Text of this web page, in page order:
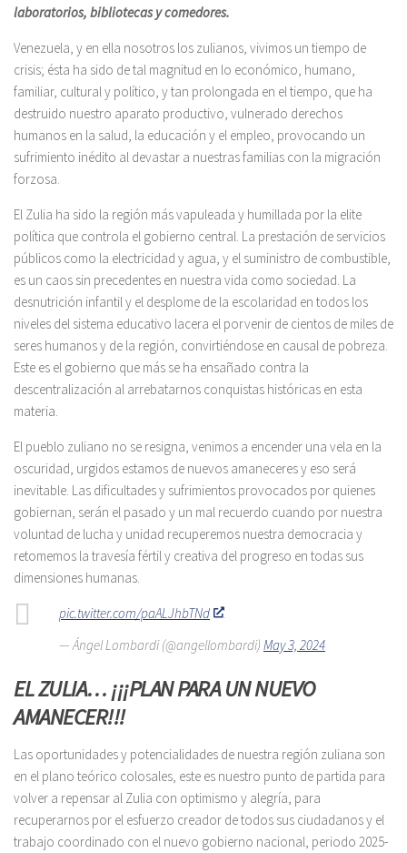
laboratorios, bibliotecas y comedores.
Venezuela, y en ella nosotros los zulianos, vivimos un tiempo de
crisis; ésta ha sido de tal magnitud en lo económico, humano,
familiar, cultural y político, y tan prolongada en el tiempo, que ha
destruido nuestro aparato productivo, vulnerado derechos
humanos en la salud, la educación y el empleo, provocando un
sufrimiento inédito al devastar a nuestras familias con la migración
forzosa.
El Zulia ha sido la región más vapuleada y humillada por la elite
política que controla el gobierno central. La prestación de servicios
públicos como la electricidad y agua, y el suministro de combustible,
es un caos sin precedentes en nuestra vida como sociedad. La
desnutrición infantil y el desplome de la escolaridad en todos los
niveles del sistema educativo lacera el porvenir de cientos de miles de
seres humanos y de la región, convirtiéndose en causal de pobreza.
Este es el gobierno que más se ha ensañado contra la
descentralización al arrebatarnos conquistas históricas en esta
materia.
El pueblo zuliano no se resigna, venimos a encender una vela en la
oscuridad, urgidos estamos de nuevos amaneceres y eso será
inevitable. Las dificultades y sufrimientos provocados por quienes
gobiernan, serán el pasado y un mal recuerdo cuando por nuestra
voluntad de lucha y unidad recuperemos nuestra democracia y
retomemos la travesía fértil y creativa del progreso en todas sus
dimensiones humanas.
pic.twitter.com/paALJhbTNd
— Ángel Lombardi (@angellombardi) May 3, 2024
EL ZULIA…¡¡¡PLAN PARA UN NUEVO
AMANECER!!!
Las oportunidades y potencialidades de nuestra región zuliana son
en el plano teórico colosales, este es nuestro punto de partida para
volver a repensar al Zulia con optimismo y alegría, para
recuperarnos por el esfuerzo creador de todos sus ciudadanos y el
trabajo coordinado con el nuevo gobierno nacional, periodo 2025-